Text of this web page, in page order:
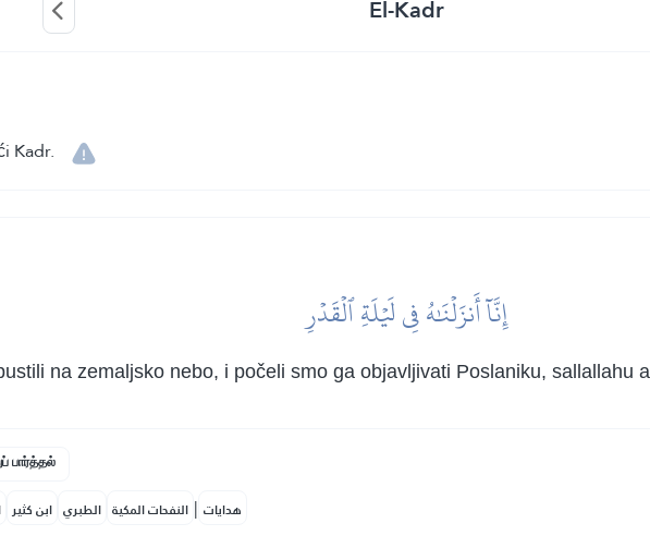
El-Kadr
Kadr.
إِنَّآ أَنزَلۡنَٰهُ فِي لَيۡلَةِ ٱلۡقَدۡرِ
na zemaljsko nebo, i počeli smo ga objavljivati Poslaniku, sallallahu
பார்த்தல்
ابن كثير الطبري النفحات المكية | هدايات